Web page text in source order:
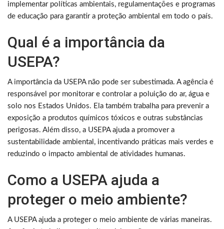
implementar políticas ambientais, regulamentações e programas
de educação para garantir a proteção ambiental em todo o país.
Qual é a importância da
USEPA?
A importância da USEPA não pode ser subestimada. A agência é
responsável por monitorar e controlar a poluição do ar, água e
solo nos Estados Unidos. Ela também trabalha para prevenir a
exposição a produtos químicos tóxicos e outras substâncias
perigosas. Além disso, a USEPA ajuda a promover a
sustentabilidade ambiental, incentivando práticas mais verdes e
reduzindo o impacto ambiental de atividades humanas.
Como a USEPA ajuda a
proteger o meio ambiente?
A USEPA ajuda a proteger o meio ambiente de várias maneiras.